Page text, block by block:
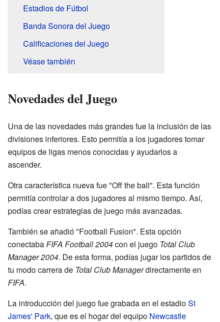
Estadios de Fútbol
Banda Sonora del Juego
Calificaciones del Juego
Véase también
Novedades del Juego
Una de las novedades más grandes fue la inclusión de las
divisiones inferiores. Esto permitía a los jugadores tomar
equipos de ligas menos conocidas y ayudarlos a
ascender.
Otra característica nueva fue "Off the ball". Esta función
permitía controlar a dos jugadores al mismo tiempo. Así,
podías crear estrategias de juego más avanzadas.
También se añadió "Football Fusion". Esta opción
conectabaFIFA Football 2004con el juego Total Club
Manager 2004. De esta forma, podías jugar los partidos de
tu modo carrera de Total Club Managerdirectamente en
FIFA.
La introducción del juego fue grabada en el estadioSt
James' Park, que es el hogar del equipo Newcastle